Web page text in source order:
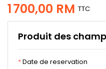
1 700,00 RM TTC
Produit des
*Date de reservation